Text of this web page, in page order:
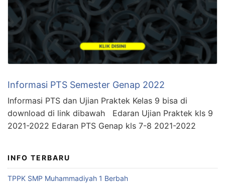
Informasi PTS Semester Genap 2022
Informasi PTS dan Ujian Praktek Kelas 9 bisa di
download di link dibawah Edaran Ujian Praktek kls 9
2021-2022 Edaran PTS Genap kls 7-8 2021-2022
INFO TERBARU
TPPK SMP Muhammadiyah 1 Berbah